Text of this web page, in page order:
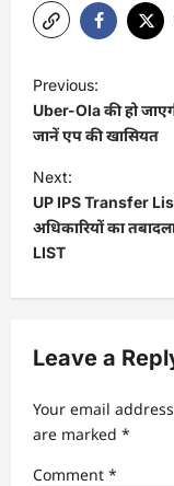
Previous:
Uber-Ola की हो
जानें एप की खासियत
Next:
UP IPS Transfer
अधिकारियों का
LIST
Leave a
Your email
are marked *
Comment *